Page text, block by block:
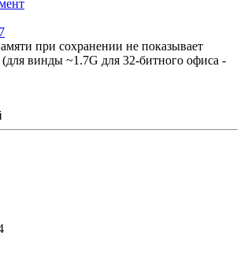
при сохранении не показывает
(для винды ~1.7G для 32-битного офиса -